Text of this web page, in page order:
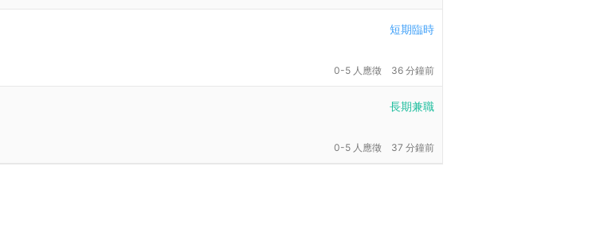
短期臨時
0-5 人應徵 36 分鐘前
長期兼職
0-5 人應徵 37 分鐘前